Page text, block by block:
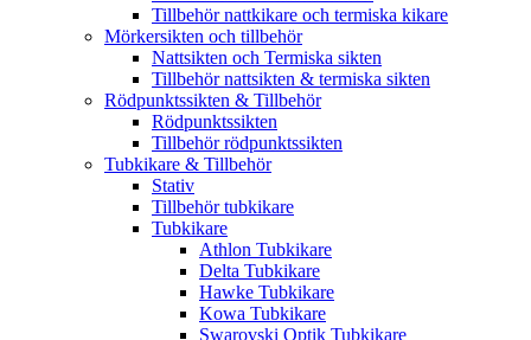
Tillbehör nattkikare och termiska kikare
Mörkersikten och tillbehör
Nattsikten och Termiska sikten
Tillbehör nattsikten & termiska sikten
Rödpunktssikten & Tillbehör
Rödpunktssikten
Tillbehör rödpunktssikten
Tubkikare & Tillbehör
Stativ
Tillbehör tubkikare
Tubkikare
Athlon Tubkikare
Delta Tubkikare
Hawke Tubkikare
Kowa Tubkikare
Swarovski Optik Tubkikare